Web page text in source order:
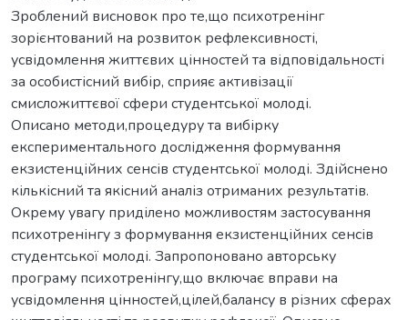
Зроблений висновок про те,що психотренінг
зорієнтований на розвиток рефлексивності,
усвідомлення життєвих цінностей та відповідальності
за особистісний вибір, сприяє активізації
смисложиттєвої сфери студентської молоді.
Описано методи,процедуру та вибірку
експериментального дослідження формування
екзистенційних сенсів студентської молоді. Здійснено
кількісний та якісний аналіз отриманих результатів.
Окрему увагу приділено можливостям застосування
психотренінгу з формування екзистенційних сенсів
студентської молоді. Запропоновано авторську
програму психотренінгу,що включає вправи на
усвідомлення цінностей,цілей,балансу в різних сферах